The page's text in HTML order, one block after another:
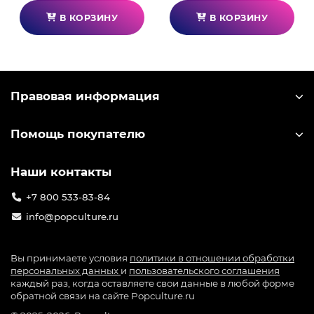
В КОРЗИНУ В КОРЗИНУ
Правовая информация
Помощь покупателю
Наши контакты
+7 800 533-83-84
info@popculture.ru
Вы принимаете условия политики в отношении обработки
персональных данных и пользовательского соглашения
каждый раз, когда оставляете свои данные в любой форме
обратной связи на сайте Popculture.ru